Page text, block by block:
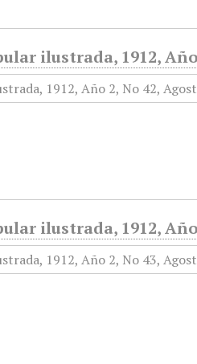
ilustrada, 1912,
ilustrada, 1912,